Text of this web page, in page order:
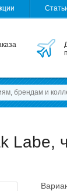
Labe,